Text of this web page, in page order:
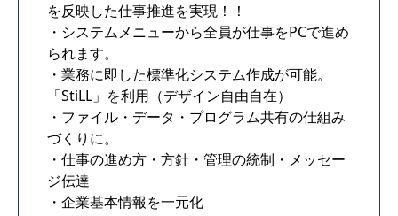
を反映した仕事推進を実現！！
・システムメニューから全員が仕事をPCで進め
られます。
・業務に即した標準化システム作成が可能。
「StiLL」を利用（デザイン自由自在）
・ファイル・データ・プログラム共有の仕組み
づくりに。
・仕事の進め方・方針・管理の統制・メッセー
ジ伝達
・企業基本情報を一元化